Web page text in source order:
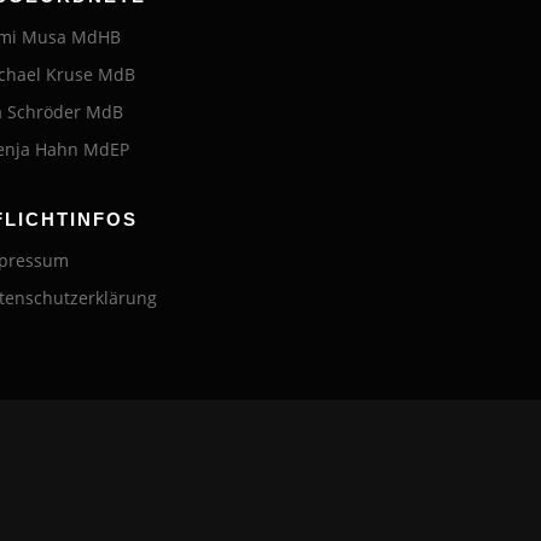
Musa MdHB
Kruse MdB
Schröder MdB
Hahn MdEP